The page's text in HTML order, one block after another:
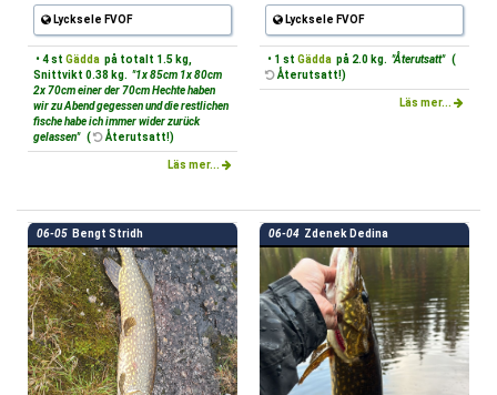
Lycksele FVOF
• 4 st Gädda på totalt 1.5 kg,
Snittvikt 0.38 kg. "1x 85cm 1x 80cm
2x 70cm einer der 70cm Hechte haben
wir zu Abend gegessen und die restlichen
fische habe ich immer wider zurück
gelassen" ( Återutsatt!)
Läs mer...
Lycksele FVOF
• 1 st Gädda på 2.0 kg. "Återutsatt" (
Återutsatt!)
Läs mer...
06-05 Bengt Stridh 06-04 Zdenek Dedina